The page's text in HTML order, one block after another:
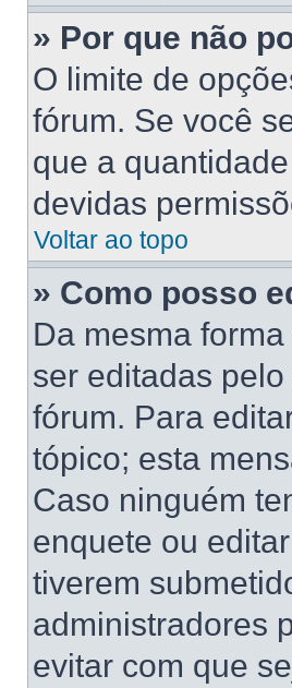
» Por que não
O limite de
fórum. Se você
que a
devidas
Voltar ao topo
» Como posso
Da mesma
ser editadas
fórum. Para
tópico; esta
Caso ninguém
enquete ou
tiverem
administradores
evitar com que